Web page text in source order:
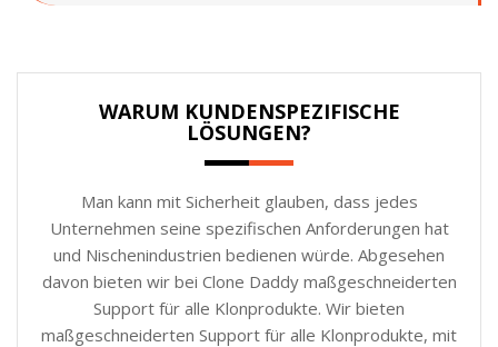
WARUM KUNDENSPEZIFISCHE
LÖSUNGEN?
Man kann mit Sicherheit glauben, dass jedes
Unternehmen seine spezifischen Anforderungen hat
und Nischenindustrien bedienen würde. Abgesehen
davon bieten wir bei Clone Daddy maßgeschneiderten
Support für alle Klonprodukte. Wir bieten
maßgeschneiderten Support für alle Klonprodukte, mit